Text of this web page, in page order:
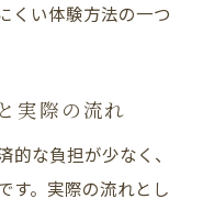
くい体験方法の一つ
実際の流れ
な負担が少なく、
す。実際の流れとし